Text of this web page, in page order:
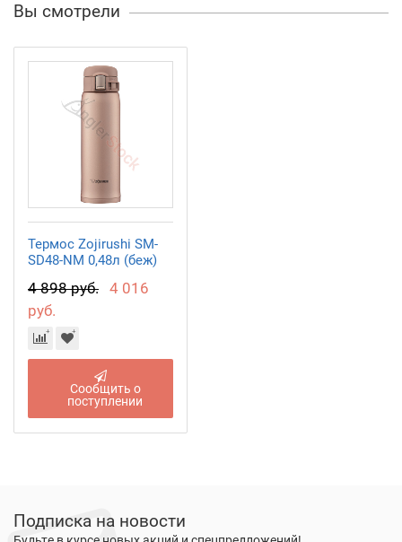
Вы смотрели
Термос Zojirushi SM-
SD48-NM 0,48л (беж)
4 898 руб. 4 016
руб.
Сообщить о
поступлении
Подписка на новости